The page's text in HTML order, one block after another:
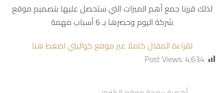
لذلك قررنا جمع أهم الميزات التي ستحصل عليها بتصميم موقع
شركة اليوم وحصرها بـ 6 أسباب مهمة
لقراءة المقال كاملاً عبر موقع كواليتي اضغط هنا
Post Views:4,634